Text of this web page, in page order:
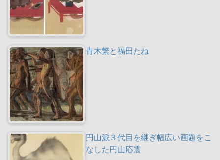
青木繁と福田たね
円山派３代目を継ぎ幅広い画題をこ
なした円山応震